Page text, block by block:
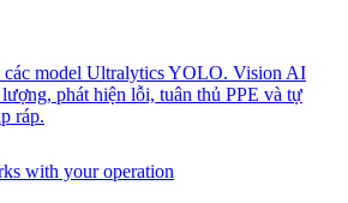
các model Ultralytics YOLO. Vision AI
phát hiện lỗi, tuân thủ PPE và tự
ráp.